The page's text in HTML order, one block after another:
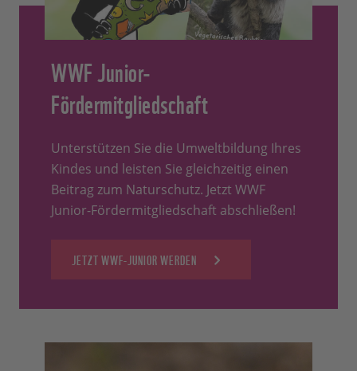
WWF Junior-
Fördermitgliedschaft
Unterstützen Sie die Umweltbildung Ihres
Kindes und leisten Sie gleichzeitig einen
Beitrag zum Naturschutz. Jetzt WWF
Junior-Fördermitgliedschaft abschließen!
JETZT WWF-JUNIOR WERDEN